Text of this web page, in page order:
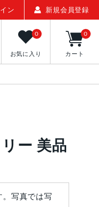
ン 新規会員登録
お気に入り
0
カート
0
ー 美品
写真では写